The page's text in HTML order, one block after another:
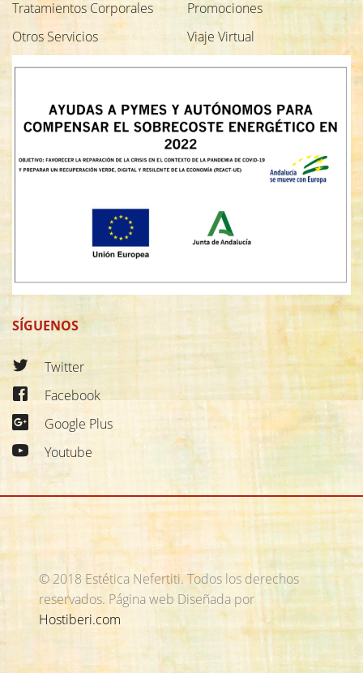
Tratamientos Corporales
Otros Servicios
Promociones
Viaje Virtual
SÍGUENOS
Twitter
Facebook
Google Plus
Youtube
© 2018 Estética Nefertiti. Todos los derechos
reservados. Página web Diseñada por
Hostiberi.com